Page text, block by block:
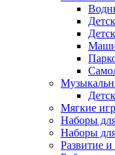
Мягкие
Наборы
Наборы
Развитие